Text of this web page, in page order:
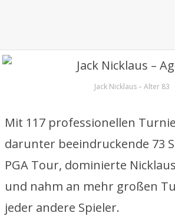
Jack Nicklaus – Alter 83
Mit 117 professionellen
darunter beeindruckende 73
PGA Tour, dominierte
und nahm an mehr großen
jeder andere Spieler.